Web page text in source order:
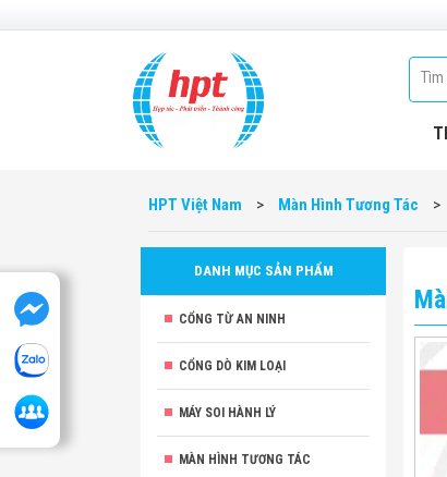
HPT Việt Nam > Màn Hình Tương Tác >
DANH MỤC SẢN PHẨM
CỔNG TỪ AN NINH
CỔNG DÒ KIM LOẠI
MÁY SOI HÀNH LÝ
MÀN HÌNH TƯƠNG TÁC